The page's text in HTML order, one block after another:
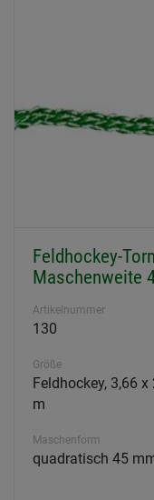
Feldhockey-
Maschenweite
Artikelnummer
130
Größe
Feldhockey, 3,66 x
m
Maschenform
quadratisch 45